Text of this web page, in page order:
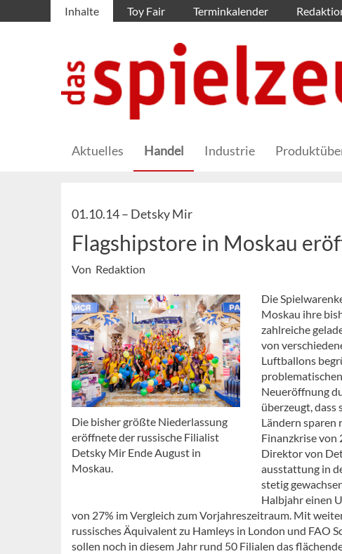
Inhalte Toy Fair Terminkalender
Aktuelles Handel Industrie
01.10.14 – Detsky Mir
Flagshipstore in Moskau
Von Redaktion
Die bisher größte Niederlassung
eröffnete der russische Filialist
Detsky Mir Ende August in
Moskau.
Die
Moskau ihre
zahlreiche
von
Luftballons
Neueröffnung
überzeugt, dass
Ländern sparen
Finanzkrise von
Direktor von
ausstattung in
stetig
Halbjahr einen
von 27% im Vergleich zum Vorjahreszeitraum. Mit
russisches Äquivalent zu Hamleys in London und FAO
sollen noch in diesem Jahr rund 50 Filialen das